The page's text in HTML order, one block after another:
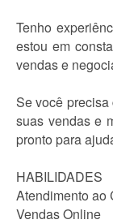
Tenho
estou em
vendas e
Se você
suas vendas e
pronto para
HABILIDADES
Atendimento ao
Vendas Online